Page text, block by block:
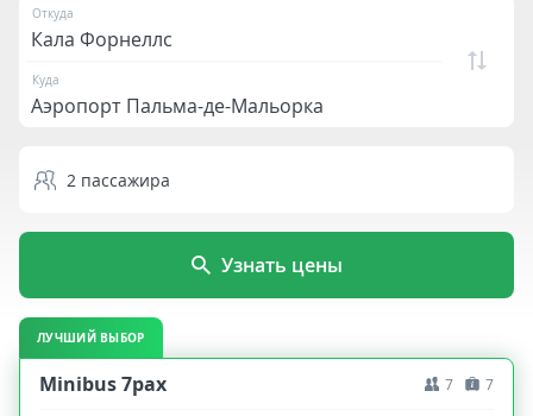
Откуда
Куда
2 пассажира
Узнать цены
ЛУЧШИЙ ВЫБОР
Minibus 7pax 7 7